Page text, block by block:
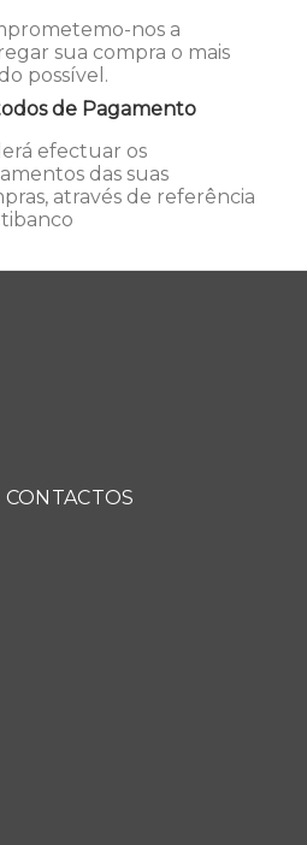
nos a
sua compra o mais
possível.
de Pagamento
efectuar os
das suas
através de referência
CONTACTOS